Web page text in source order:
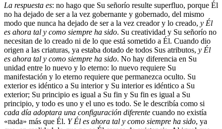
La respuesta es: no hago que Su señorío resulte superfluo, porque Él
no ha dejado de ser a la vez gobernante y gobernado, del mismo
modo que nunca ha dejado de ser a la vez creador y lo creado, y Él
es ahora tal y como siempre ha sido. Su creatividad y Su señorío no
necesitan de lo creado ni de lo que está sometido a Él. Cuando dio
origen a las criaturas, ya estaba dotado de todos Sus atributos, y Él
es ahora tal y como siempre ha sido. No hay diferencia en Su
unidad entre lo nuevo y lo eterno: lo nuevo requiere Su
manifestación y lo eterno requiere que permanezca oculto. Su
exterior es idéntico a Su interior y Su interior es idéntico a Su
exterior; Su principio es igual a Su fin y Su fin es igual a Su
principio, y todo es uno y el uno es todo. Se le describía como si
cada día adoptara una configuración diferente cuando no existía
«nada» más que Él. Y Él es ahora tal y como siempre ha sido, ya